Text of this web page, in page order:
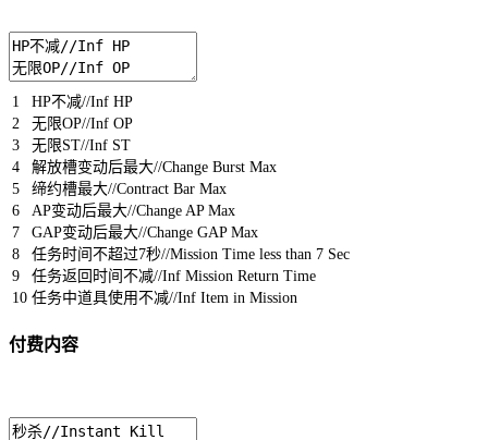
1
2
3
4
5
6
7
8
9
10
HP不减//Inf HP
无限OP//Inf OP
无限ST//Inf ST
解放槽变动后最大//Change Burst Max
缔约槽最大//Contract Bar Max
AP变动后最大//Change AP Max
GAP变动后最大//Change GAP Max
任务时间不超过7秒//Mission Time less than 7 Sec
任务返回时间不减//Inf Mission Return Time
任务中道具使用不减//Inf Item in Mission
付费内容